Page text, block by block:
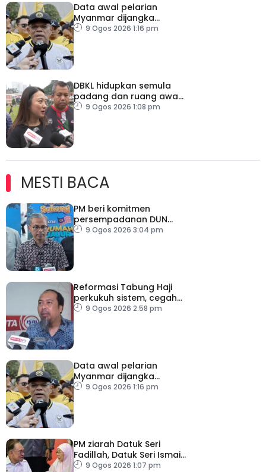
Data awal pelarian
Myanmar dijangka
diperoleh suku keempat
9 Ogos 2026 1:16 pm
DBKL hidupkan semula
padang dan ruang awam
untuk semua golongan
9 Ogos 2026 1:08 pm
MESTI BACA
PM beri komitmen
persempadanan DUN
Sarawak, minta laporan
9 Ogos 2026 3:04 pm
Reformasi Tabung Haji
perkukuh sistem, cegah
kesilapan berulang
9 Ogos 2026 2:58 pm
Data awal pelarian
Myanmar dijangka
diperoleh suku keempat
9 Ogos 2026 1:16 pm
PM ziarah Datuk Seri
Fadillah, Datuk Seri Ismail
Sabri di IJN
9 Ogos 2026 1:07 pm